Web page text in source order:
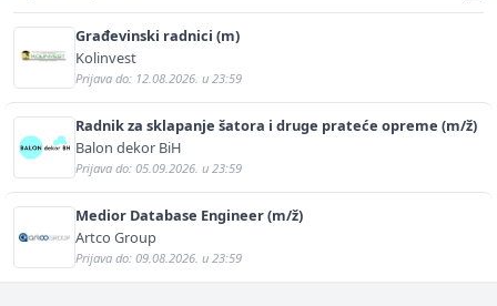
Građevinski radnici (m)
Kolinvest
Prijava do: 12.08.2026. u 23:59
Radnik za sklapanje šatora i druge prateće opreme (m/ž)
Balon dekor BiH
Prijava do: 05.09.2026. u 23:59
Medior Database Engineer (m/ž)
Artco Group
Prijava do: 09.08.2026. u 23:59